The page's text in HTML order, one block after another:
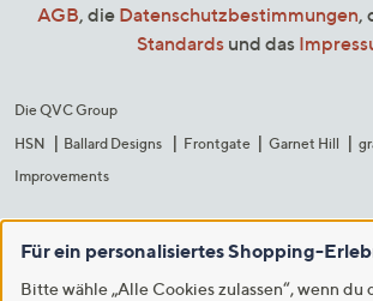
AGB, die Datenschutzbestimmungen,
Standards und das
Die QVC Group
HSN
Ballard Designs Frontgate Garnet Hill
Improvements
Für ein personalisiertes Shopping-
Bitte wähle „Alle Cookies zulassen“, wenn du